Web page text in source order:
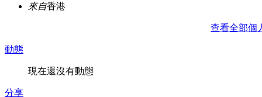
來自香港
查看全部個
動態
現在還沒有動態
分享